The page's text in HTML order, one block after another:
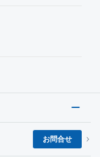
お問合せ